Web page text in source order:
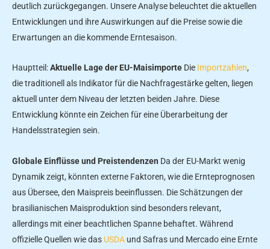
deutlich zurückgegangen. Unsere Analyse beleuchtet die aktuellen
Entwicklungen und ihre Auswirkungen auf die Preise sowie die
Erwartungen an die kommende Erntesaison.
Hauptteil:Aktuelle Lage der EU-Maisimporte Die Importzahlen,
die traditionell als Indikator für die Nachfragestärke gelten, liegen
aktuell unter dem Niveau der letzten beiden Jahre. Diese
Entwicklung könnte ein Zeichen für eine Überarbeitung der
Handelsstrategien sein.
Globale Einflüsse und Preistendenzen Da der EU-Markt wenig
Dynamik zeigt, könnten externe Faktoren, wie die Ernteprognosen
aus Übersee, den Maispreis beeinflussen. Die Schätzungen der
brasilianischen Maisproduktion sind besonders relevant,
allerdings mit einer beachtlichen Spanne behaftet. Während
offizielle Quellen wie das USDA und Safras und Mercado eine Ernte